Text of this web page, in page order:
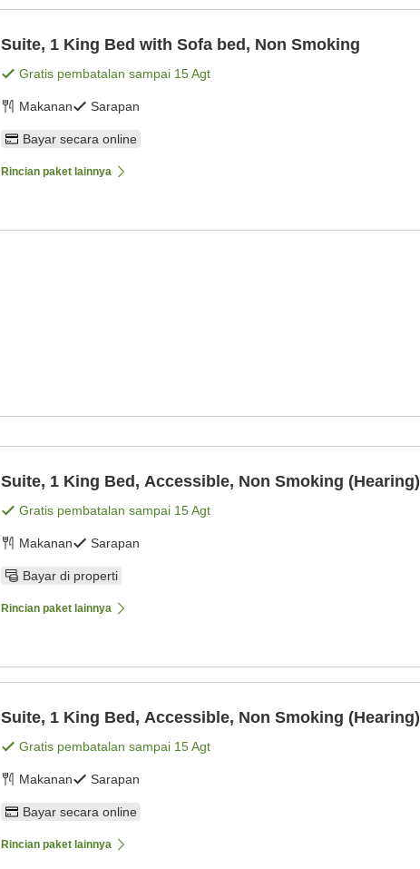
Suite, 1 King Bed with Sofa bed, Non Smoking
Gratis pembatalan sampai 15 Agt
Makanan Sarapan
Bayar secara online
Rincian paket lainnya
Suite, 1 King Bed, Accessible, Non Smoking (Hearing)
Gratis pembatalan sampai 15 Agt
Makanan Sarapan
Bayar di properti
Rincian paket lainnya
Suite, 1 King Bed, Accessible, Non Smoking (Hearing)
Gratis pembatalan sampai 15 Agt
Makanan Sarapan
Bayar secara online
Rincian paket lainnya